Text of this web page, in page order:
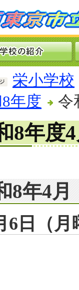
栄小学校
年度
令
8年度4
8年4月
6日（月